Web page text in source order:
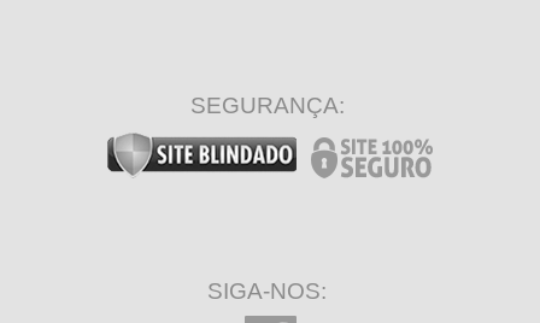
SEGURANÇA:
SIGA-NOS: